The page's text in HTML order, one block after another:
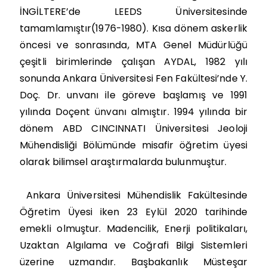
İNGİLTERE’de LEEDS Üniversitesinde
tamamlamıştır(1976-1980). Kısa dönem askerlik
öncesi ve sonrasında, MTA Genel Müdürlüğü
çeşitli birimlerinde çalışan AYDAL, 1982 yılı
sonunda Ankara Üniversitesi Fen Fakültesi’nde Y.
Doç. Dr. unvanı ile göreve başlamış ve 1991
yılında Doçent ünvanı almıştır. 1994 yılında bir
dönem ABD CINCINNATI Üniversitesi Jeoloji
Mühendisliği Bölümünde misafir öğretim üyesi
olarak bilimsel araştırmalarda bulunmuştur.
Ankara Üniversitesi Mühendislik Fakültesinde
Öğretim Üyesi iken 23 Eylül 2020 tarihinde
emekli olmuştur. Madencilik, Enerji politikaları,
Uzaktan Algılama ve Coğrafi Bilgi Sistemleri
üzerine uzmandır. Başbakanlık Müsteşar